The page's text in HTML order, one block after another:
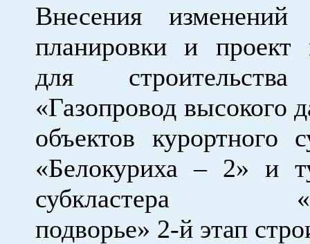
Внесения
планировки и проект
для
«Газопровод высокого
объектов курортного
«Белокуриха – 2» и
субкластера
подворье» 2-й этап